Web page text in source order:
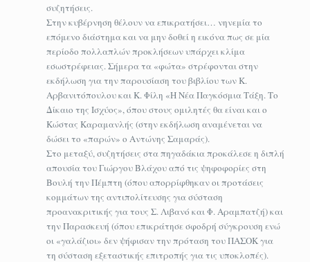
συζητήσεις.
Στην κυβέρνηση θέλουν να επικρατήσει… νηνεμία το
επόμενο διάστημα και να μην δοθεί η εικόνα πως σε μία
περίοδο πολλαπλών προκλήσεων υπάρχει κλίμα
εσωστρέφειας. Σήμερα τα «φώτα» στρέφονται στην
εκδήλωση για την παρουσίαση του βιβλίου των Κ.
Αρβανιτόπουλου και K. Φίλη «Η Νέα Παγκόσμια Τάξη. Το
Δίκαιο της Ισχύος», όπου στους ομιλητές θα είναι και ο
Κώστας Καραμανλής (στην εκδήλωση αναμένεται να
δώσει το «παρών» ο Αντώνης Σαμαράς).
Στο μεταξύ, συζητήσεις στα πηγαδάκια προκάλεσε η διπλή
απουσία του Γιώργου Βλάχου από τις ψηφοφορίες στη
Βουλή την Πέμπτη (όπου απορρίφθηκαν οι προτάσεις
κομμάτων της αντιπολίτευσης για σύσταση
προανακριτικής για τους Σ. Λιβανό και Φ. Αραμπατζή) και
την Παρασκευή (όπου επικράτησε σφοδρή σύγκρουση ενώ
οι «γαλάζιοι» δεν ψήφισαν την πρόταση του ΠΑΣΟΚ για
τη σύσταση εξεταστικής επιτροπής για τις υποκλοπές).